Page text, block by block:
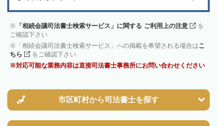
「相続会議司法書士検索サービス」に関する ご利用上の注意
を
ご確認下さい
「相続会議司法書士検索サービス」への掲載を希望される場合はこ
ちら
をご確認下さい
対応可能な業務内容は直接司法書士事務所にお問い合わせください
市区町村から司法書士を探す